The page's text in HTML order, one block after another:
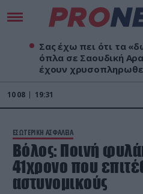
Σας έχω πει ότι τα
όπλα σε Σαουδική
έχουν
10 08 19:31
ΕΣΩΤΕΡΙΚΗ ΑΣΦΑΛΕΙΑ
Βόλος: Ποινή
41χρονο που
αστυνομικούς